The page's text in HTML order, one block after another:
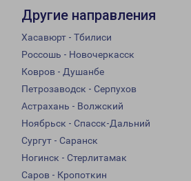
Другие направления
Хасавюрт - Тбилиси
Россошь - Новочеркасск
Ковров - Душанбе
Петрозаводск - Серпухов
Астрахань - Волжский
Ноябрьск - Спасск-Дальний
Сургут - Саранск
Ногинск - Стерлитамак
Саров - Кропоткин